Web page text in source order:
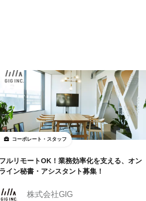
コーポレート・スタッフ
フルリモートOK！業務効率化を支える、オン
ライン秘書・アシスタント募集！
株式会社GIG